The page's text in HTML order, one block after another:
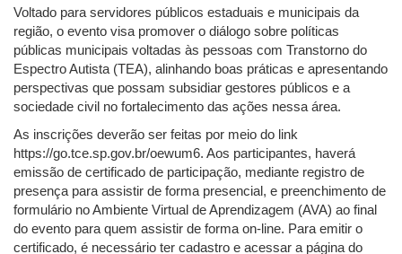
Voltado para servidores públicos estaduais e municipais da
região, o evento visa promover o diálogo sobre políticas
públicas municipais voltadas às pessoas com Transtorno do
Espectro Autista (TEA), alinhando boas práticas e apresentando
perspectivas que possam subsidiar gestores públicos e a
sociedade civil no fortalecimento das ações nessa área.
As inscrições deverão ser feitas por meio do link
https://go.tce.sp.gov.br/oewum6. Aos participantes, haverá
emissão de certificado de participação, mediante registro de
presença para assistir de forma presencial, e preenchimento de
formulário no Ambiente Virtual de Aprendizagem (AVA) ao final
do evento para quem assistir de forma on-line. Para emitir o
certificado, é necessário ter cadastro e acessar a página do